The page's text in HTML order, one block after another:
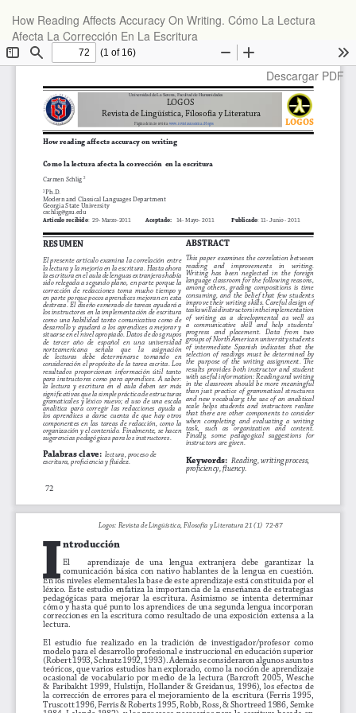
los
detalles
del
How Reading Affects Accuracy On Writing. Cómo La Lectura
Afecta La Corrección En La Escritura
Descargar
Descargar PDF